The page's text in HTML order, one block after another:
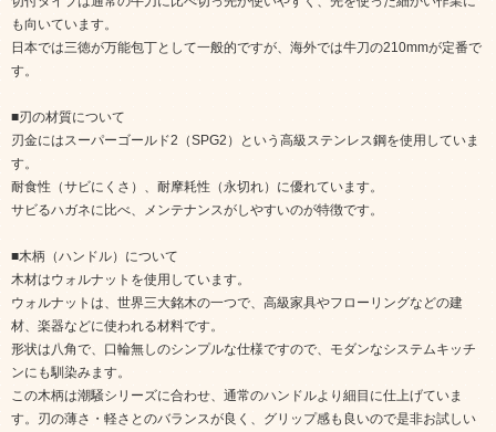
も向いています。
日本では三徳が万能包丁として一般的ですが、海外では牛刀の210mmが定番で
す。
■刃の材質について
刃金にはスーパーゴールド2（SPG2）という高級ステンレス鋼を使用していま
す。
耐食性（サビにくさ）、耐摩耗性（永切れ）に優れています。
サビるハガネに比べ、メンテナンスがしやすいのが特徴です。
■木柄（ハンドル）について
木材はウォルナットを使用しています。
ウォルナットは、世界三大銘木の一つで、高級家具やフローリングなどの建
材、楽器などに使われる材料です。
形状は八角で、口輪無しのシンプルな仕様ですので、モダンなシステムキッチ
ンにも馴染みます。
この木柄は潮騒シリーズに合わせ、通常のハンドルより細目に仕上げていま
す。刃の薄さ・軽さとのバランスが良く、グリップ感も良いので是非お試しい